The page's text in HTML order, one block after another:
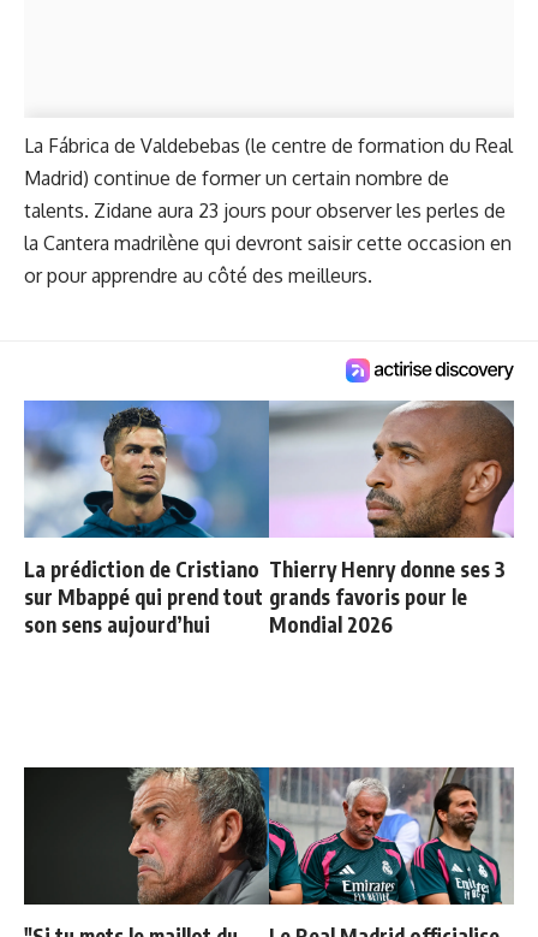
La Fábrica de Valdebebas (le centre de formation du Real
Madrid) continue de former un certain nombre de
talents. Zidane aura 23 jours pour observer les perles de
la Cantera madrilène qui devront saisir cette occasion en
or pour apprendre au côté des meilleurs.
La prédiction de Cristiano
sur Mbappé qui prend tout
son sens aujourd’hui
Thierry Henry donne ses 3
grands favoris pour le
Mondial 2026